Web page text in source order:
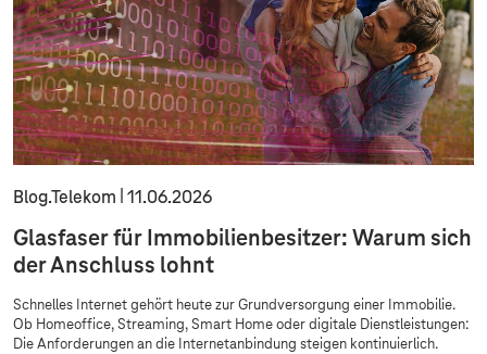
Blog.Telekom 11.06.2026
Glasfaser für Immobilienbesitzer: Warum sich
der Anschluss lohnt
Schnelles Internet gehört heute zur Grundversorgung einer Immobilie.
Ob Homeoffice, Streaming, Smart Home oder digitale Dienstleistungen:
Die Anforderungen an die Internetanbindung steigen kontinuierlich.